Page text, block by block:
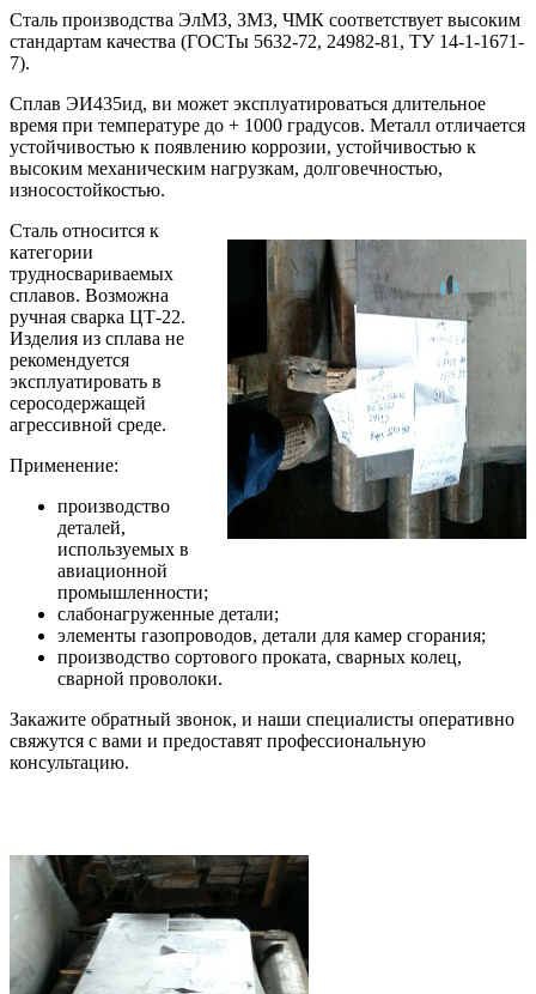
Сталь производства ЭлМЗ, ЗМЗ, ЧМК соответствует высоким
стандартам качества (ГОСТы 5632-72, 24982-81, ТУ 14-1-1671-
7).
Сплав ЭИ435ид, ви может эксплуатироваться длительное
время при температуре до + 1000 градусов. Металл отличается
устойчивостью к появлению коррозии, устойчивостью к
высоким механическим нагрузкам, долговечностью,
износостойкостью.
Сталь относится к
категории
трудносвариваемых
сплавов. Возможна
ручная сварка ЦТ-22.
Изделия из сплава не
рекомендуется
эксплуатировать в
серосодержащей
агрессивной среде.
Применение:
производство
деталей,
используемых в
авиационной
промышленности;
слабонагруженные детали;
элементы газопроводов, детали для камер сгорания;
производство сортового проката, сварных колец,
сварной проволоки.
Закажите обратный звонок, и наши специалисты оперативно
свяжутся с вами и предоставят профессиональную
консультацию.